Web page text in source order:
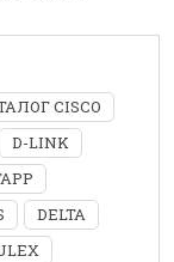
CISCO
D-LINK
DELTA